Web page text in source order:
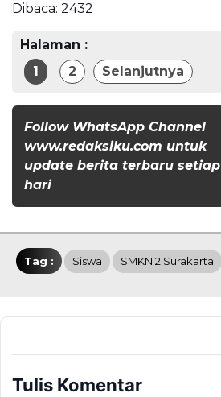
Dibaca: 2432
Halaman :
1
2 Selanjutnya
Follow WhatsApp Channel
www.redaksiku.com untuk
update berita terbaru setiap
hari
Tag : Siswa SMKN 2 Surakarta
Tulis Komentar